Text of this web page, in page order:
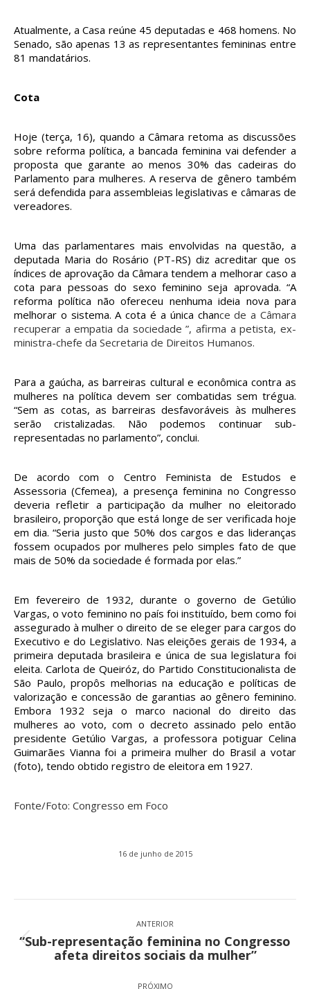
Atualmente, a Casa reúne 45 deputadas e 468 homens. No
Senado, são apenas 13 as representantes femininas entre
81 mandatários.
Cota
Hoje (terça, 16), quando a Câmara retoma as discussões
sobre reforma política, a bancada feminina vai defender a
proposta que garante ao menos 30% das cadeiras do
Parlamento para mulheres. A reserva de gênero também
será defendida para assembleias legislativas e câmaras de
vereadores.
Uma das parlamentares mais envolvidas na questão, a
deputada Maria do Rosário (PT-RS) diz acreditar que os
índices de aprovação da Câmara tendem a melhorar caso a
cota para pessoas do sexo feminino seja aprovada. “A
reforma política não ofereceu nenhuma ideia nova para
melhorar o sistema. A cota é a única chance de a Câmara
recuperar a empatia da sociedade ”, afirma a petista, ex-
ministra-chefe da Secretaria de Direitos Humanos.
Para a gaúcha, as barreiras cultural e econômica contra as
mulheres na política devem ser combatidas sem trégua.
“Sem as cotas, as barreiras desfavoráveis às mulheres
serão cristalizadas. Não podemos continuar sub-
representadas no parlamento”, conclui.
De acordo com o Centro Feminista de Estudos e
Assessoria (Cfemea), a presença feminina no Congresso
deveria refletir a participação da mulher no eleitorado
brasileiro, proporção que está longe de ser verificada hoje
em dia. “Seria justo que 50% dos cargos e das lideranças
fossem ocupados por mulheres pelo simples fato de que
mais de 50% da sociedade é formada por elas.”
Em fevereiro de 1932, durante o governo de Getúlio
Vargas, o voto feminino no país foi instituído, bem como foi
assegurado à mulher o direito de se eleger para cargos do
Executivo e do Legislativo. Nas eleições gerais de 1934, a
primeira deputada brasileira e única de sua legislatura foi
eleita. Carlota de Queiróz, do Partido Constitucionalista de
São Paulo, propôs melhorias na educação e políticas de
valorização e concessão de garantias ao gênero feminino.
Embora 1932 seja o marco nacional do direito das
mulheres ao voto, com o decreto assinado pelo então
presidente Getúlio Vargas, a professora potiguar Celina
Guimarães Vianna foi a primeira mulher do Brasil a votar
(foto), tendo obtido registro de eleitora em 1927.
Fonte/Foto: Congresso em Foco
16 de junho de 2015
de
post:
ANTERIOR
Post
anterior:
“Sub-representação feminina no Congresso
afeta direitos sociais da mulher”
PRÓXIMO